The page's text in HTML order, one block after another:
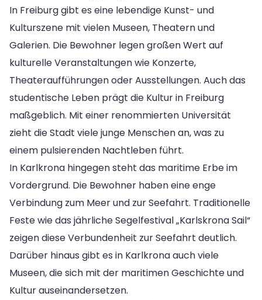
In Freiburg gibt es eine lebendige Kunst- und
Kulturszene mit vielen Museen, Theatern und
Galerien. Die Bewohner legen großen Wert auf
kulturelle Veranstaltungen wie Konzerte,
Theateraufführungen oder Ausstellungen. Auch das
studentische Leben prägt die Kultur in Freiburg
maßgeblich. Mit einer renommierten Universität
zieht die Stadt viele junge Menschen an, was zu
einem pulsierenden Nachtleben führt.
In Karlkrona hingegen steht das maritime Erbe im
Vordergrund. Die Bewohner haben eine enge
Verbindung zum Meer und zur Seefahrt. Traditionelle
Feste wie das jährliche Segelfestival „Karlskrona Sail“
zeigen diese Verbundenheit zur Seefahrt deutlich.
Darüber hinaus gibt es in Karlkrona auch viele
Museen, die sich mit der maritimen Geschichte und
Kultur auseinandersetzen.